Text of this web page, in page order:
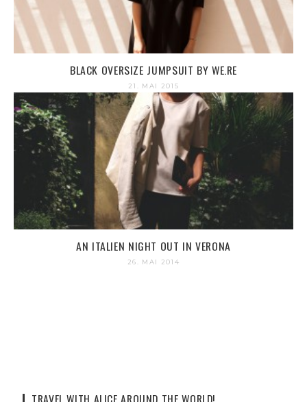
BLACK OVERSIZE JUMPSUIT BY WE.RE
21. MAI 2015
AN ITALIEN NIGHT OUT IN VERONA
26. MAI 2014
TRAVEL WITH ALICE AROUND THE WORLD!